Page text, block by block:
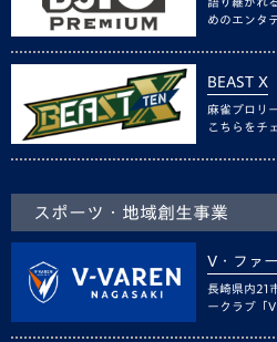
めのエンタ
BEAST X
麻雀プロリ
こちらをチ
スポーツ・地域創生事業
V・ファ
長崎県内21
ークラブ「